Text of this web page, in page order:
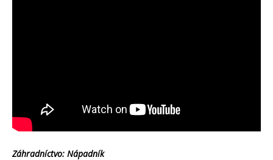
Záhradníctvo: Nápadník